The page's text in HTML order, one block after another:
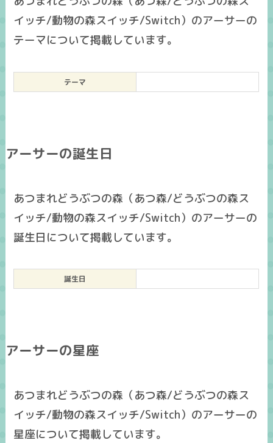
イッチ/動物の森スイッチ/Switch）のアーサーの
テーマについて掲載しています。
テーマ
アーサーの誕生日
あつまれどうぶつの森（あつ森/どうぶつの森ス
イッチ/動物の森スイッチ/Switch）のアーサーの
誕生日について掲載しています。
誕生日
アーサーの星座
あつまれどうぶつの森（あつ森/どうぶつの森ス
イッチ/動物の森スイッチ/Switch）のアーサーの
星座について掲載しています。